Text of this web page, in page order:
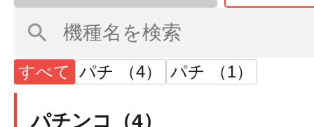
すべて パチ （4） パチ （1）
パチンコ（4）